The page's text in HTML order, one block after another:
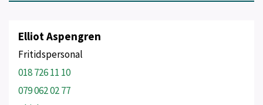
Elliot Aspengren
Fritidspersonal
018 726 11 10
079 062 02 77